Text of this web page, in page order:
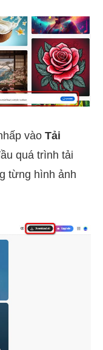
vào Tải
quá trình tải
từng hình ảnh